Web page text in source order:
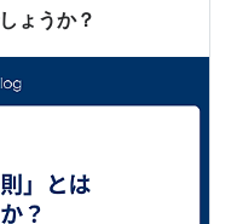
事例や研究を挙げな
ょうか？